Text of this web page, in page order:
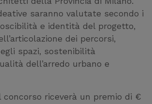
saranno valutate secondo i
e identità del progetto,
dei percorsi,
spazi, sostenibilità
dell’arredo urbano e
concorso riceverà un premio di €